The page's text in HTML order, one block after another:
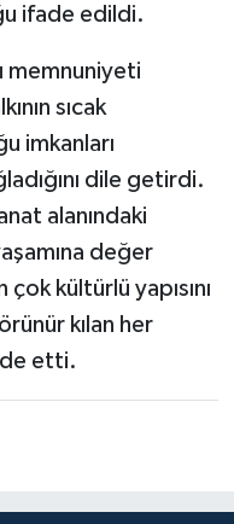
ifade edildi.
memnuniyeti
sıcak
imkanları
dile getirdi.
alanındaki
değer
kültürlü yapısını
kılan her
etti.